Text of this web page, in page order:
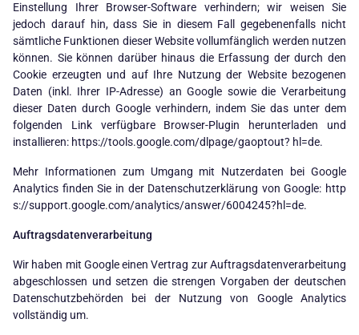
Einstellung Ihrer Browser-Software verhindern; wir weisen Sie
jedoch darauf hin, dass Sie in diesem Fall gegebenenfalls nicht
sämtliche Funktionen dieser Website vollumfänglich werden nutzen
können. Sie können darüber hinaus die Erfassung der durch den
Cookie erzeugten und auf Ihre Nutzung der Website bezogenen
Daten (inkl. Ihrer IP-Adresse) an Google sowie die Verarbeitung
dieser Daten durch Google verhindern, indem Sie das unter dem
folgenden Link verfügbare Browser-Plugin herunterladen und
installieren: https://tools.google.com/dlpage/gaoptout? hl=de.
Mehr Informationen zum Umgang mit Nutzerdaten bei Google
Analytics finden Sie in der Datenschutzerklärung von Google: http
s://support.google.com/analytics/answer/6004245?hl=de.
Auftragsdatenverarbeitung
Wir haben mit Google einen Vertrag zur Auftragsdatenverarbeitung
abgeschlossen und setzen die strengen Vorgaben der deutschen
Datenschutzbehörden bei der Nutzung von Google Analytics
vollständig um.